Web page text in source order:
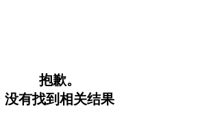
抱歉。
没有找到相关结果